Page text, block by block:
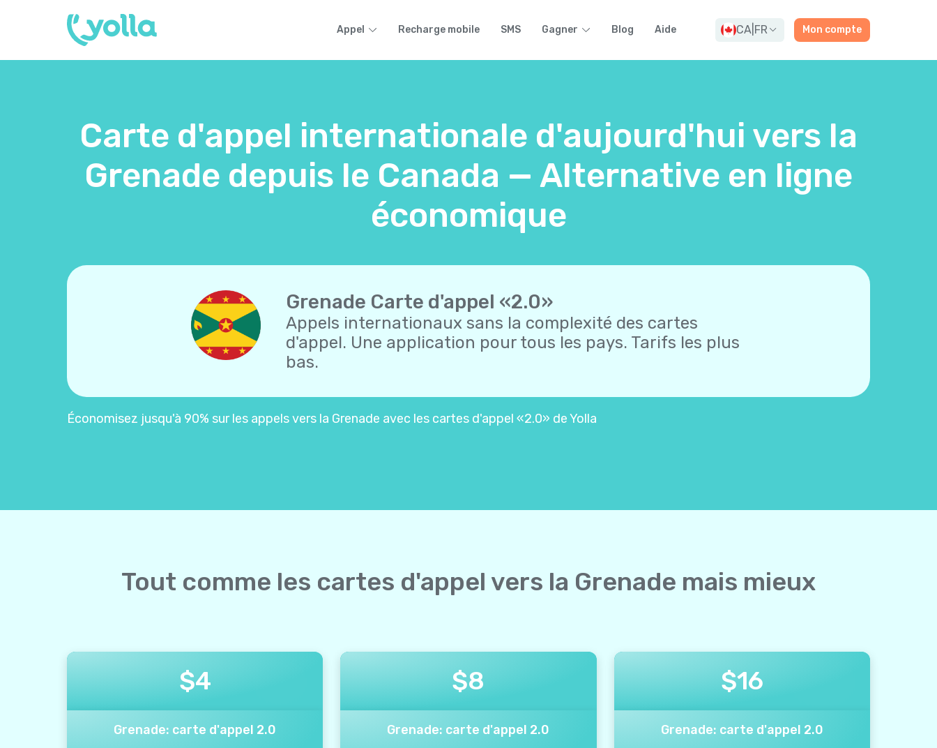
Appel Recharge mobile SMS Gagner Blog Aide CA FR Mon compte
Carte d'appel internationale d'aujourd'hui vers la
Grenade depuis le Canada — Alternative en ligne
économique
Grenade Carte d'appel «2.0»
Appels internationaux sans la complexité des cartes
d'appel. Une application pour tous les pays. Tarifs les plus
bas.
Économisez jusqu'à 90% sur les appels vers la Grenade avec les cartes d'appel «2.0» de Yolla
Tout comme les cartes d'appel vers la Grenade mais mieux
$4
Grenade: carte d'appel 2.0
$8
Grenade: carte d'appel 2.0
$16
Grenade: carte d'appel 2.0